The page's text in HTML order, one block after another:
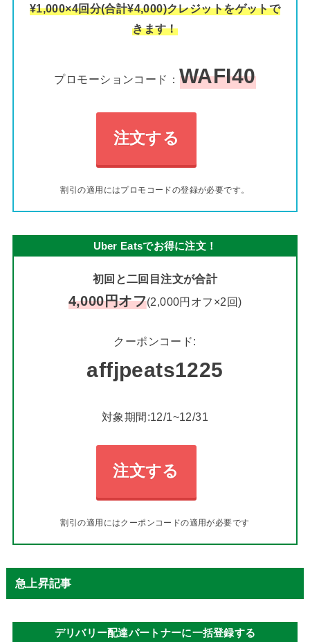
¥1,000×4回分(合計¥4,000)クレジットをゲットで
きます！
プロモーションコード： WAFI40
注文する
割引の適用にはプロモコードの登録が必要です。
Uber Eatsでお得に注文！
初回と二回目注文が合計
4,000円オフ(2,000円オフ×2回)
クーポンコード:
affjpeats1225
対象期間:12/1~12/31
注文する
割引の適用にはクーポンコードの適用が必要です
急上昇記事
デリバリー配達パートナーに一括登録する